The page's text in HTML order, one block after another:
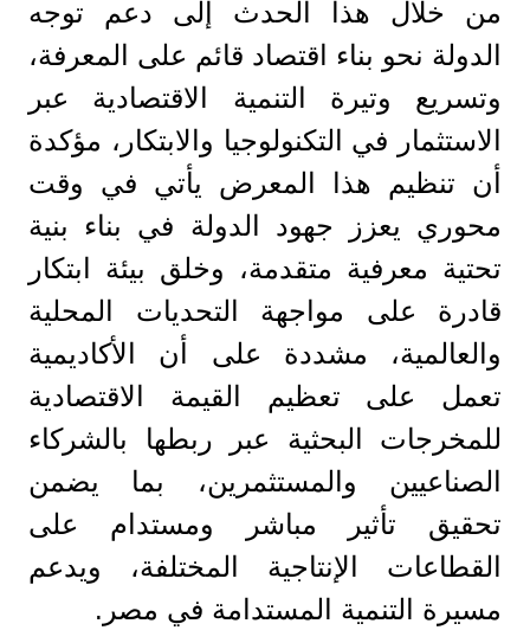
من خلال هذا الحدث إلى دعم توجه
الدولة نحو بناء اقتصاد قائم على المعرفة،
وتسريع وتيرة التنمية الاقتصادية عبر
الاستثمار في التكنولوجيا والابتكار، مؤكدة
أن تنظيم هذا المعرض يأتي في وقت
محوري يعزز جهود الدولة في بناء بنية
تحتية معرفية متقدمة، وخلق بيئة ابتكار
قادرة على مواجهة التحديات المحلية
والعالمية، مشددة على أن الأكاديمية
تعمل على تعظيم القيمة الاقتصادية
للمخرجات البحثية عبر ربطها بالشركاء
الصناعيين والمستثمرين، بما يضمن
تحقيق تأثير مباشر ومستدام على
القطاعات الإنتاجية المختلفة، ويدعم
مسيرة التنمية المستدامة في مصر.